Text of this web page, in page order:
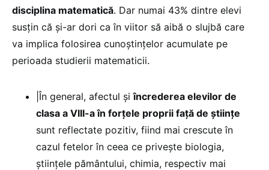
disciplina matematică. Dar numai 43% dintre elevi
susțin că și-ar dori ca în viitor să aibă o slujbă care
va implica folosirea cunoștințelor acumulate pe
perioada studierii matematicii.
|În general, afectul șiîncrederea elevilor de
clasa a VIII-a în forțele proprii față de științe
sunt reflectate pozitiv, fiind mai crescute în
cazul fetelor în ceea ce privește biologia,
științele pământului, chimia, respectiv mai